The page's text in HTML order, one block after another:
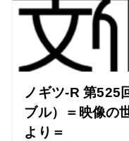
ノギツ-R 第525
ブル）＝映像の
より＝